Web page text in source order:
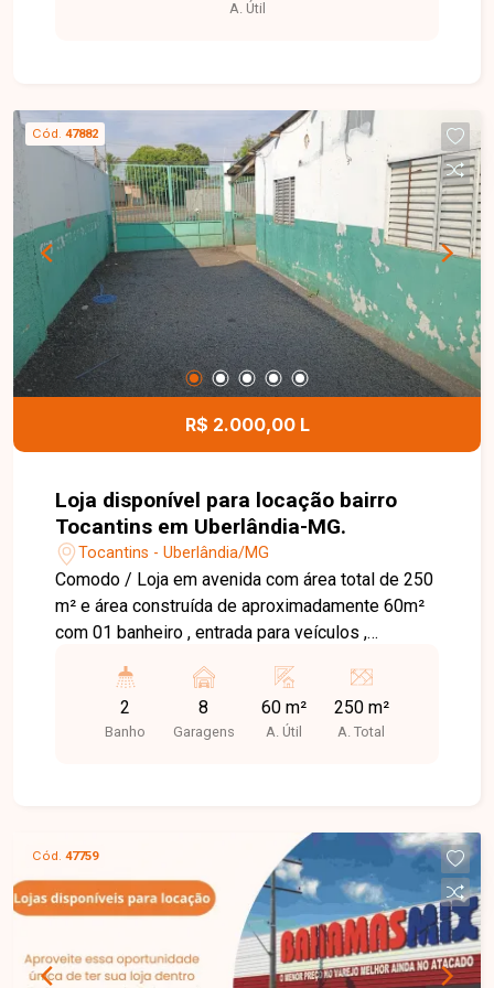
A. Útil
Cód. 47882
R$ 2.000,00 L
Loja disponível para locação bairro
Tocantins em Uberlândia-MG.
Tocantins - Uberlândia/MG
Comodo / Loja em avenida com área total de 250
m² e área construída de aproximadamente 60m²
com 01 banheiro , entrada para veículos ,
construção de um galpão.
2
Banho
8
Garagens
60 m²
A. Útil
250 m²
A. Total
Cód. 47759